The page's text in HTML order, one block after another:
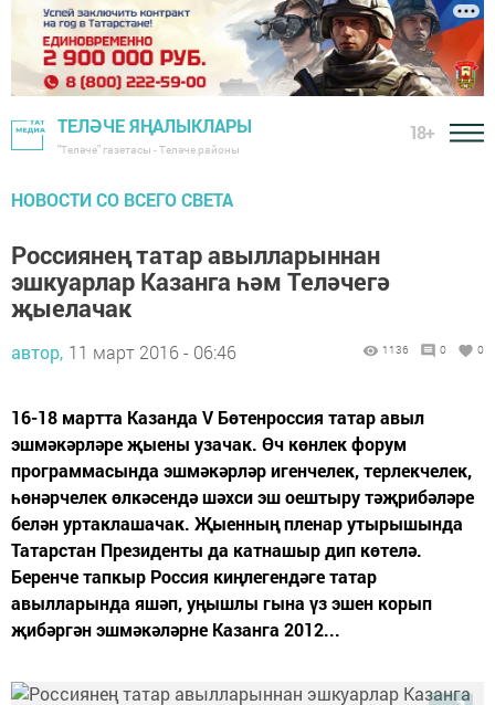
ТЕЛӘЧЕ ЯҢАЛЫКЛАРЫ
"Теләче" газетасы - Теләче районы
18+
НОВОСТИ СО ВСЕГО СВЕТА
Россиянең татар авылларыннан
эшкуарлар Казанга һәм Теләчегә
җыелачак
автор, 11 март 2016 - 06:46 1136 0 0
16-18 мартта Казанда V Бөтенроссия татар авыл
эшмәкәрләре җыены узачак. Өч көнлек форум
программасында эшмәкәрләр игенчелек, терлекчелек,
һөнәрчелек өлкәсендә шәхси эш оештыру тәҗрибәләре
белән уртаклашачак. Җыенның пленар утырышында
Татарстан Президенты да катнашыр дип көтелә.
Беренче тапкыр Россия киңлегендәге татар
авылларында яшәп, уңышлы гына үз эшен корып
җибәргән эшмәкәләрне Казанга 2012...